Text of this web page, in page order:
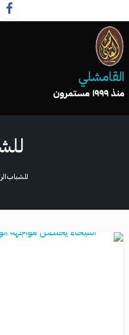
القامشلي
منذ ١٩٩٩ مستمرون
للشباب